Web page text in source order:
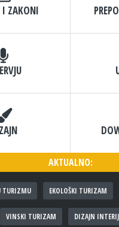
I ZAKONI
AKTUALNO:
TURIZMU EKOLOŠKI TURIZAM
VINSKI TURIZAM DIZAJN